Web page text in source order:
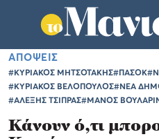
ΑΠΟΨΕΙΣ
#ΚΥΡΙΑΚΟΣ ΜΗΤΣΟΤΑΚΗΣ#ΠΑΣΟΚ
#ΚΥΡΙΑΚΟΣ ΒΕΛΟΠΟΥΛΟΣ#ΝΕΑ
#ΑΛΕΞΗΣ ΤΣΙΠΡΑΣ#ΜΑΝΟΣ
Κάνουν ό,τι